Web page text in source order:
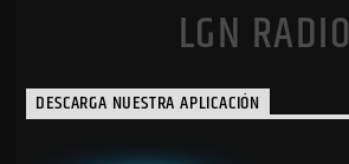
LGN RADIO
DESCARGA NUESTRA APLICACIÓN